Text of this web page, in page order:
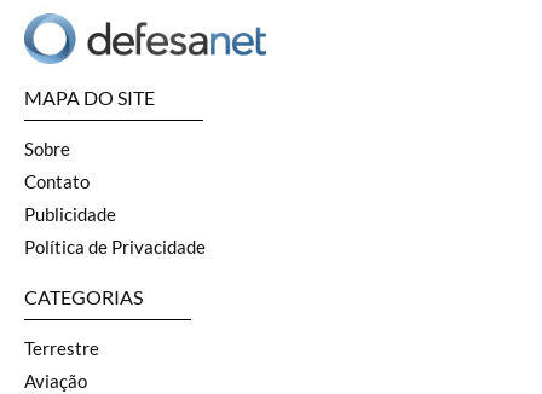
MAPA DO SITE
Sobre
Contato
Publicidade
Política de Privacidade
CATEGORIAS
Terrestre
Aviação